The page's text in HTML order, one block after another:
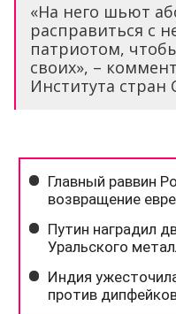
«На него шьют
расправиться с
патриотом,
своих», –
Института